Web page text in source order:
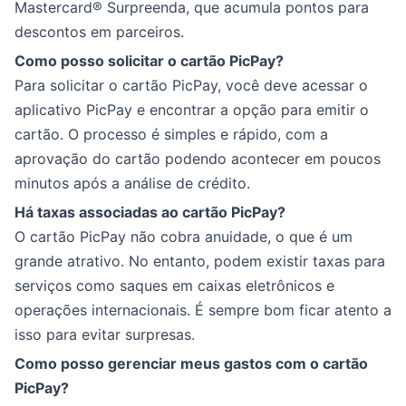
Mastercard® Surpreenda, que acumula pontos para
descontos em parceiros.
Como posso solicitar o cartão PicPay?
Para solicitar o cartão PicPay, você deve acessar o
aplicativo PicPay e encontrar a opção para emitir o
cartão. O processo é simples e rápido, com a
aprovação do cartão podendo acontecer em poucos
minutos após a análise de crédito.
Há taxas associadas ao cartão PicPay?
O cartão PicPay não cobra anuidade, o que é um
grande atrativo. No entanto, podem existir taxas para
serviços como saques em caixas eletrônicos e
operações internacionais. É sempre bom ficar atento a
isso para evitar surpresas.
Como posso gerenciar meus gastos com o cartão
PicPay?